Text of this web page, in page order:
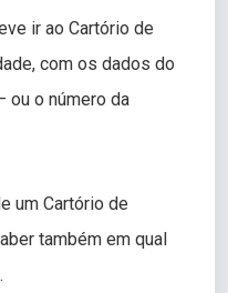
ir ao Cartório de
com os dados do
ou o número da
um Cartório de
também em qual